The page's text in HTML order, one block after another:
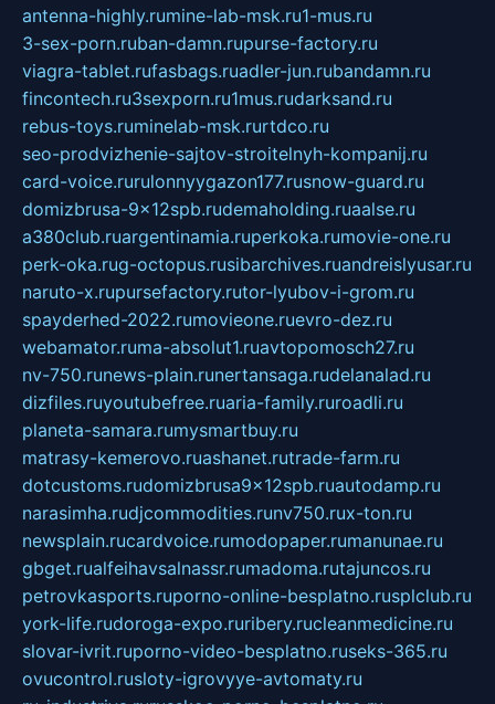
antenna-highly.rumine-lab-msk.ru1-mus.ru
3-sex-porn.ruban-damn.rupurse-factory.ru
viagra-tablet.rufasbags.ruadler-jun.rubandamn.ru
fincontech.ru3sexporn.ru1mus.rudarksand.ru
rebus-toys.ruminelab-msk.rurtdco.ru
seo-prodvizhenie-sajtov-stroitelnyh-kompanij.ru
card-voice.rurulonnyygazon177.rusnow-guard.ru
domizbrusa-9x12spb.rudemaholding.ruaalse.ru
a380club.ruargentinamia.ruperkoka.rumovie-one.ru
perk-oka.rug-octopus.rusibarchives.ruandreislyusar.ru
naruto-x.rupursefactory.rutor-lyubov-i-grom.ru
spayderhed-2022.rumovieone.ruevro-dez.ru
webamator.ruma-absolut1.ruavtopomosch27.ru
nv-750.runews-plain.runertansaga.rudelanalad.ru
dizfiles.ruyoutubefree.ruaria-family.ruroadli.ru
planeta-samara.rumysmartbuy.ru
matrasy-kemerovo.ruashanet.rutrade-farm.ru
dotcustoms.rudomizbrusa9x12spb.ruautodamp.ru
narasimha.rudjcommodities.runv750.rux-ton.ru
newsplain.rucardvoice.rumodopaper.rumanunae.ru
gbget.rualfeihavsalnassr.rumadoma.rutajuncos.ru
petrovkasports.ruporno-online-besplatno.rusplclub.ru
york-life.rudoroga-expo.ruribery.rucleanmedicine.ru
slovar-ivrit.ruporno-video-besplatno.ruseks-365.ru
ovucontrol.rusloty-igrovyye-avtomaty.ru